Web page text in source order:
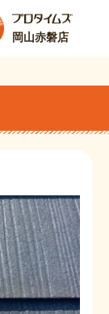
岡山赤磐店